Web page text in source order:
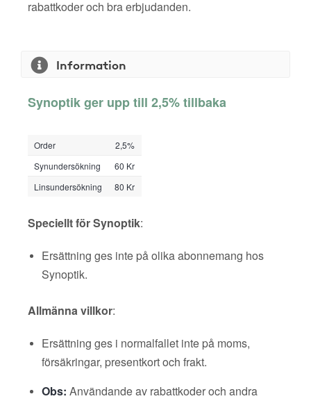
rabattkoder och bra erbjudanden.
Information
Synoptik ger upp till 2,5% tillbaka
Order
2,5%
Synundersökning
60 Kr
Linsundersökning
80 Kr
Speciellt för Synoptik:
Ersättning ges inte på olika abonnemang hos
Synoptik.
Allmänna villkor:
Ersättning ges i normalfallet inte på moms,
försäkringar, presentkort och frakt.
Obs: Användande av rabattkoder och andra